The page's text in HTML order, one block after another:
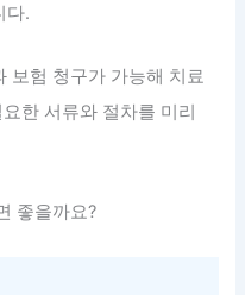
다.
보험 청구가 가능해 치료
한 서류와 절차를 미리
좋을까요?